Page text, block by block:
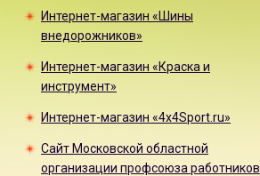
Интернет-магазин «Шины
внедорожников»
Интернет-магазин «Краска и
инструмент»
Интернет-магазин «4x4Sport.ru»
Сайт Московской областной
организации профсоюза работников